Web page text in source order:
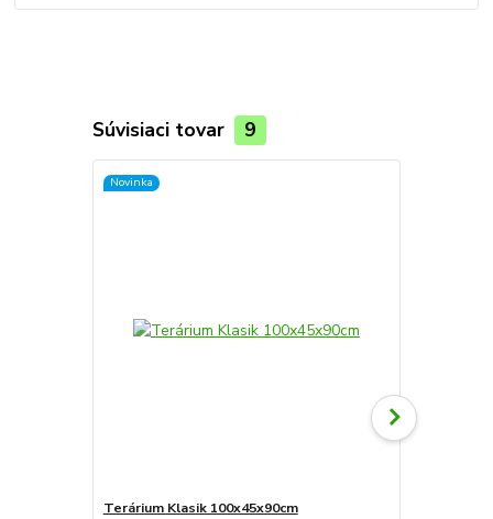
Súvisiaci tovar 9
Novinka
Terárium Klasik 100x45x90cm